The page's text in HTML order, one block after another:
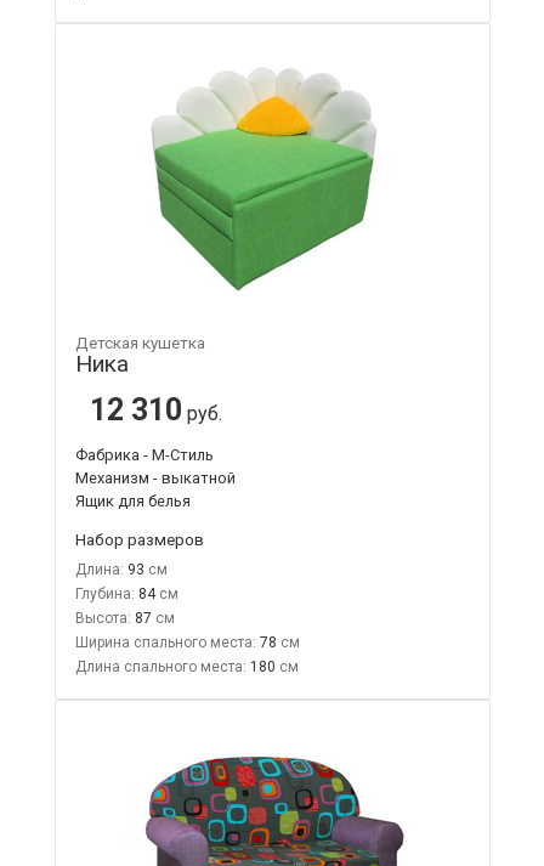
Детская кушетка
Ника
12 310 руб.
Фабрика - М-Стиль
Механизм - выкатной
Ящик для белья
Набор размеров
Длина: 93
Глубина: 84
Высота: 87
Ширина спального места: 78
Длина спального места: 180